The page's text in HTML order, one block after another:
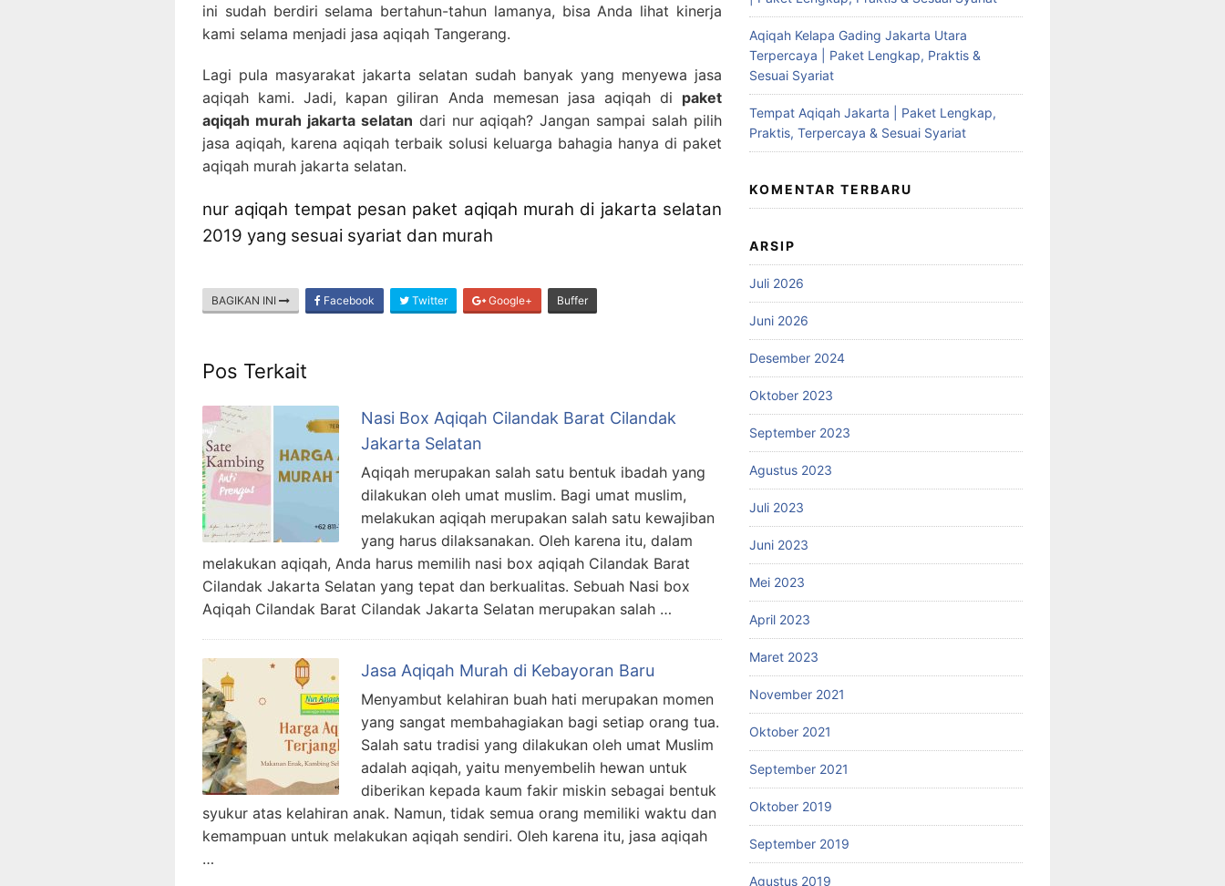
ini sudah berdiri selama bertahun-tahun lamanya, bisa Anda lihat kinerja
kami selama menjadi jasa aqiqah Tangerang.
Lagi pula masyarakat jakarta selatan sudah banyak yang menyewa jasa
aqiqah kami. Jadi, kapan giliran Anda memesan jasa aqiqah di paket
aqiqah murah jakarta selatan dari nur aqiqah? Jangan sampai salah pilih
jasa aqiqah, karena aqiqah terbaik solusi keluarga bahagia hanya di paket
aqiqah murah jakarta selatan.
nur aqiqah tempat pesan paket aqiqah murah di jakarta selatan
2019 yang sesuai syariat dan murah
BAGIKAN INI Facebook Twitter Google+ Buffer
Pos Terkait
Nasi Box Aqiqah Cilandak Barat Cilandak
Jakarta Selatan
Aqiqah merupakan salah satu bentuk ibadah yang
dilakukan oleh umat muslim. Bagi umat muslim,
melakukan aqiqah merupakan salah satu kewajiban
yang harus dilaksanakan. Oleh karena itu, dalam
melakukan aqiqah, Anda harus memilih nasi box aqiqah Cilandak Barat
Cilandak Jakarta Selatan yang tepat dan berkualitas. Sebuah Nasi box
Aqiqah Cilandak Barat Cilandak Jakarta Selatan merupakan salah …
Jasa Aqiqah Murah di Kebayoran Baru
Menyambut kelahiran buah hati merupakan momen
yang sangat membahagiakan bagi setiap orang tua.
Salah satu tradisi yang dilakukan oleh umat Muslim
adalah aqiqah, yaitu menyembelih hewan untuk
diberikan kepada kaum fakir miskin sebagai bentuk
syukur atas kelahiran anak. Namun, tidak semua orang memiliki waktu dan
kemampuan untuk melakukan aqiqah sendiri. Oleh karena itu, jasa aqiqah
…
Aqiqah Kelapa Gading Jakarta Utara
Terpercaya | Paket Lengkap, Praktis &
Sesuai Syariat
Tempat Aqiqah Jakarta | Paket Lengkap,
Praktis, Terpercaya & Sesuai Syariat
KOMENTAR TERBARU
ARSIP
Juli 2026
Juni 2026
Desember 2024
Oktober 2023
September 2023
Agustus 2023
Juli 2023
Juni 2023
Mei 2023
April 2023
Maret 2023
November 2021
Oktober 2021
September 2021
Oktober 2019
September 2019
Agustus 2019